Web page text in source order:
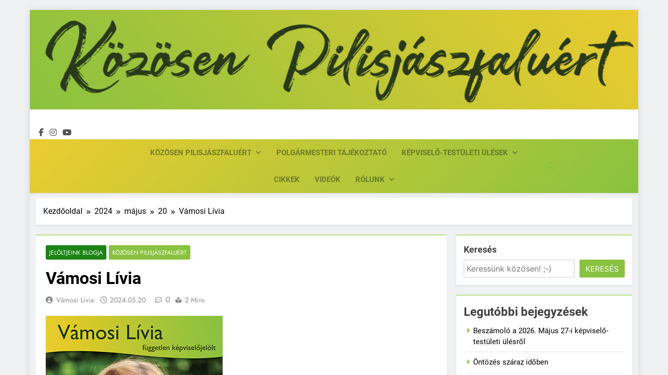
tartalomra
Közösen Pilisjászfaluért
KÖZÖSEN PILISJÁSZFALUÉRT POLGÁRMESTERI TÁJÉKOZTATÓ KÉPVISELŐ-TESTÜLETI ÜLÉSEK
CIKKEK VIDEÓK RÓLUNK
Kezdőoldal 2024 május 20 Vámosi Lívia
JELÖLTJEINK BLOGJA KÖZÖSEN PILISJÁSZFALUÉRT
Vámosi Lívia
Vámosi Lívia 2024.05.20. 0 2 Mins
Keresés
KERESÉS
Legutóbbi bejegyzések
Beszámoló a 2026. Május 27-i képviselő-
testületi ülésről
Öntözés száraz időben